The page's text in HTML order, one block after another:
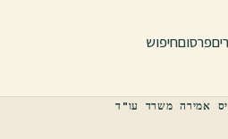
פרסוםחיפוש
אמירה משרד עו"ד